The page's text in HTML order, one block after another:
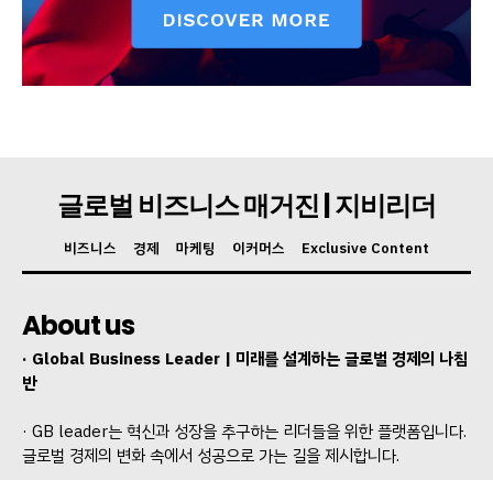
글로벌 비즈니스 매거진 | 지비리더
비즈니스 경제 마케팅 이커머스 Exclusive Content
About us
· Global Business Leader | 미래를 설계하는 글로벌 경제의 나침
반
· GB leader는 혁신과 성장을 추구하는 리더들을 위한 플랫폼입니다.
글로벌 경제의 변화 속에서 성공으로 가는 길을 제시합니다.